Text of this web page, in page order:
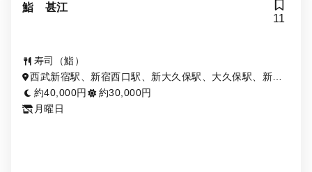
鮨 甚江
11
寿司（鮨）
西武新宿駅、新宿西口駅、新大久保駅、大久保駅、新宿
駅、新宿三丁目駅、西新宿駅、東新宿駅
約40,000円
約30,000円
月曜日